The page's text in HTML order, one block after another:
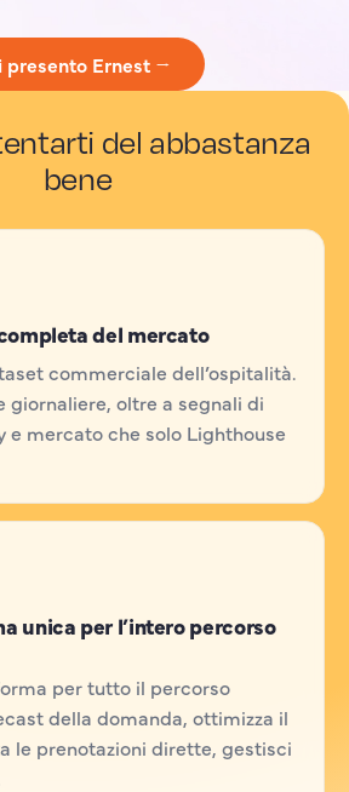
presento Ernest →
del abbastanza
bene
del mercato
commerciale dell’ospitalità.
giornaliere, oltre a segnali di
e mercato che solo Lighthouse
unica per l’intero percorso
per tutto il percorso
della domanda, ottimizza il
le prenotazioni dirette, gestisci